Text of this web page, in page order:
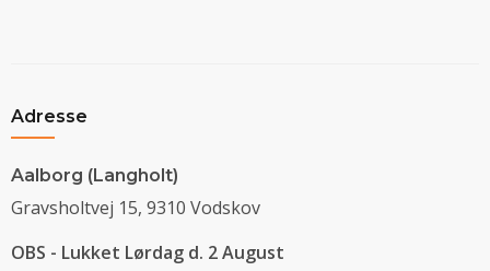
Adresse
Aalborg (Langholt)
Gravsholtvej 15, 9310 Vodskov
OBS - Lukket Lørdag d. 2 August